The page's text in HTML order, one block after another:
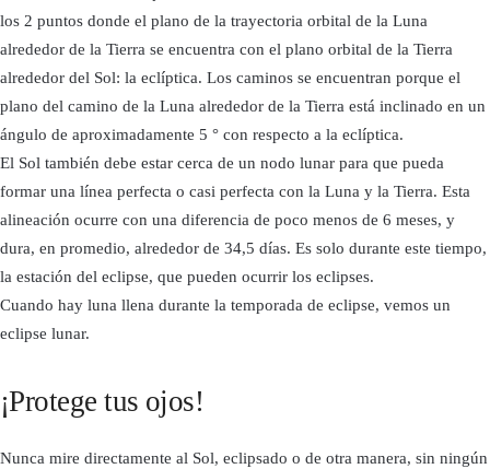
los 2 puntos donde el plano de la trayectoria orbital de la Luna
alrededor de la Tierra se encuentra con el plano orbital de la Tierra
alrededor del Sol: la eclíptica. Los caminos se encuentran porque el
plano del camino de la Luna alrededor de la Tierra está inclinado en un
ángulo de aproximadamente 5 ° con respecto a la eclíptica.
El Sol también debe estar cerca de un nodo lunar para que pueda
formar una línea perfecta o casi perfecta con la Luna y la Tierra. Esta
alineación ocurre con una diferencia de poco menos de 6 meses, y
dura, en promedio, alrededor de 34,5 días. Es solo durante este tiempo,
la estación del eclipse, que pueden ocurrir los eclipses.
Cuando hay luna llena durante la temporada de eclipse, vemos un
eclipse lunar.
¡Protege tus ojos!
Nunca mire directamente al Sol, eclipsado o de otra manera, sin ningún